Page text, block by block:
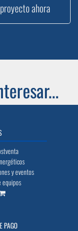
ahora
y eventos
equipos
PAGO